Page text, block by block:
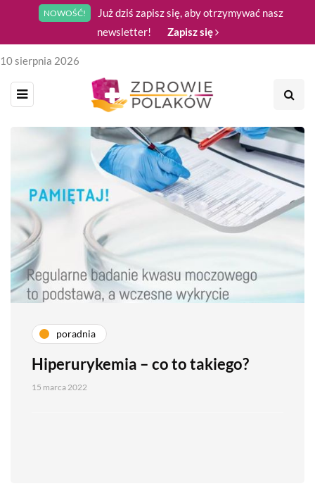
NOWOŚĆ!
Już dziś zapisz się, aby otrzymywać nasz
newsletter!
Zapisz się
10 sierpnia 2026
poradnia
Hiperurykemia – co to takiego?
15 marca 2022